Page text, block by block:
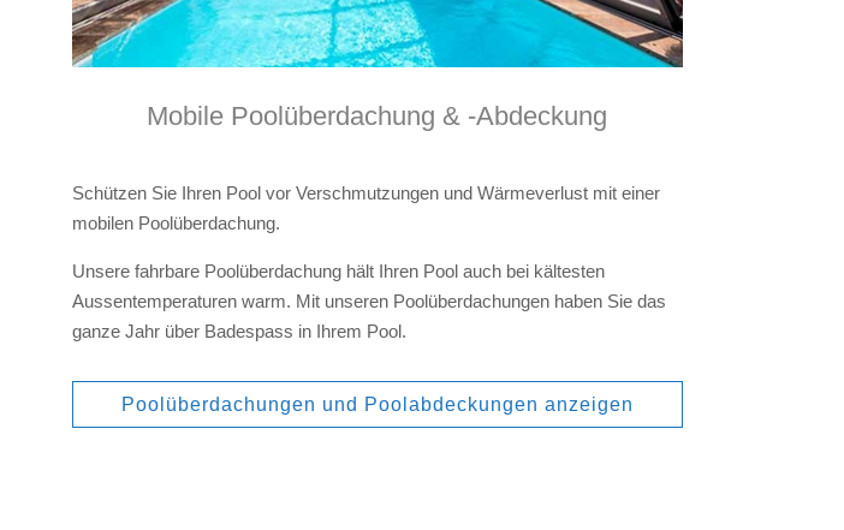
Mobile Poolüberdachung & -Abdeckung
Schützen Sie Ihren Pool vor Verschmutzungen und Wärmeverlust mit einer
mobilen Poolüberdachung.
Unsere fahrbare Poolüberdachung hält Ihren Pool auch bei kältesten
Aussentemperaturen warm. Mit unseren Poolüberdachungen haben Sie das
ganze Jahr über Badespass in Ihrem Pool.
Poolüberdachungen und Poolabdeckungen anzeigen